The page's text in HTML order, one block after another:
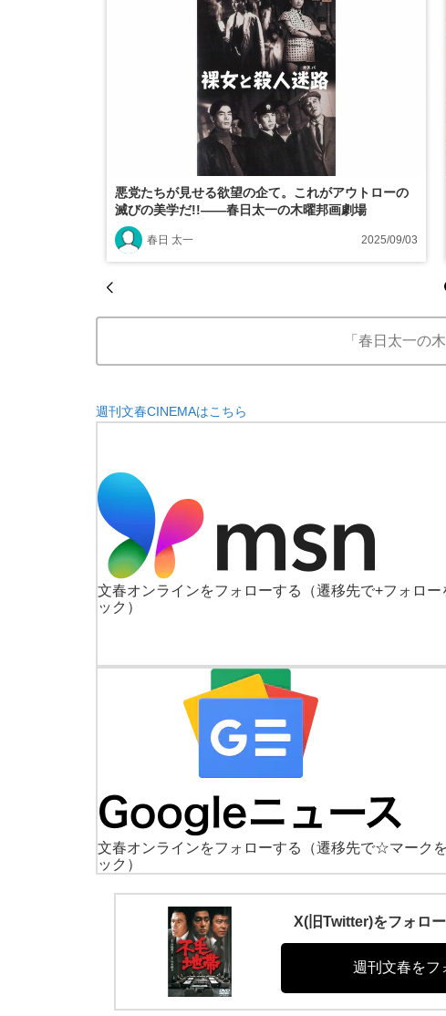
悪党たちが見せる欲望の企て。これがアウトローの
滅びの美学だ!!――春日太一の木曜邦画劇場
春日 太一 2025/09/03
「春日太一の
週刊文春CINEMAはこちら
文春オンラインをフォローする
（遷移先で+フォロー
ック）
文春オンラインをフォローする
（遷移先で☆マーク
ック）
X(旧Twitter)をフォロ
週刊文春をフ